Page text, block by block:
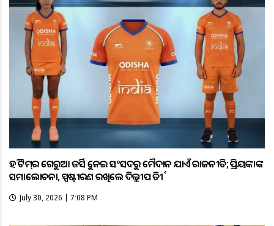
ହକି ଟିମ୍‌ର ଗେରୁଆ ଜର୍ସିକୁ ନେଇ ସଂସଦରୁ ମୈଦାନ ଯାଏଁ ରାଜନୀତି; ପ୍ରିୟଙ୍କାଙ୍କ
ସମାଲୋଚନା, ସ୍ପଷ୍ଟୀକରଣ ରଖିଲେ ଦିଲ୍ଲୀପ ତିର୍କୀ
July 30, 2026 | 7:08 PM